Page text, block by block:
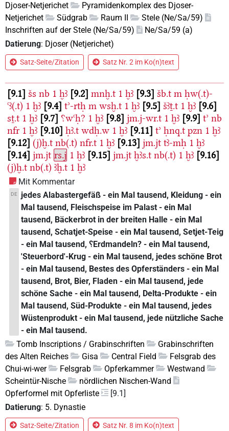
Djoser-Netjerichet
Pyramidenkomplex des Djoser-
Netjerichet
Südgrab Raum II
Stele (Ne/Sa/59)
Inschriften auf der Stele (Ne/Sa/59)
Ne/Sa/59 (a)
Datierung: Djoser (Netjerichet)
Satz-Seite/Zitation Satz Nr. 2 im Ko(n)text
9.1 šs nb 1 ḫꜣ 9.2 mnḫ.t 1 ḫꜣ 9.3 šb.t m ḥw(.t)-
ꜥꜣ(.t) 1 ḫꜣ 9.4 tʾ-rtḥ m wsḫ.t 1 ḫꜣ 9.5 šꜣṯ.t 1 ḫꜣ 9.6
sṯ.t 1 ḫꜣ 9.7 ⸮wꜥḥ? 1 ḫꜣ 9.8 jm.j-wr.t 1 ḫꜣ 9.9 tʾ nb
nfr 1 ḫꜣ 9.10 ḥꜣ.t wdḥ.w 1 ḫꜣ 9.11 tʾ ḥnq.t pzn 1 ḫꜣ
9.12 (j)ḫ.t nb(.t) nfr.t 1 ḫꜣ 9.13 jm.jt tꜣ-mḥ 1 ḫꜣ
9.14 jm.jt rs.j 1 ḫꜣ 9.15 jm.jt ḫꜣs.t nb(.t) 1 ḫꜣ 9.16
(j)ḫ.t nb(.t) ꜣḫ.t 1 ḫꜣ
Mit Kommentar
DE
jedes Alabastergefäß - ein Mal tausend, Kleidung - ein
Mal tausend, Fleischspeise im Palast - ein Mal
tausend, Bäckerbrot in der breiten Halle - ein Mal
tausend, Schatjet-Speise - ein Mal tausend, Setjet-Teig
- ein Mal tausend, ⸮Erdmandeln? - ein Mal tausend,
'Steuerbord'-Krug - ein Mal tausend, jedes schöne Brot
- ein Mal tausend, Bestes des Opferständers - ein Mal
tausend, Brot, Bier, Fladen - ein Mal tausend, jede
schöne Sache - ein Mal tausend, Delta-Produkte - ein
Mal tausend, Süd-Produkte - ein Mal tausend, jedes
Wüstenprodukt - ein Mal tausend, jede nützliche Sache
- ein Mal tausend.
Tomb Inscriptions / Grabinschriften
Grabinschriften
des Alten Reiches
Gisa Central Field
Felsgrab des
Chui-wi-wer
Felsgrab Opferkammer
Westwand
Scheintür-Nische
nördlichen Nischen-Wand
Opferformel mit Opferliste
[9.1]
Datierung: 5. Dynastie
Satz-Seite/Zitation Satz Nr. 8 im Ko(n)text